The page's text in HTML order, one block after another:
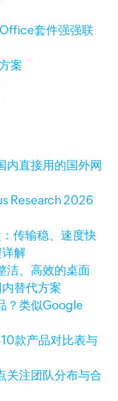
套件强强联
案
内直接用的国外网
Research 2026
传输稳、速度快
解
洁、高效的桌面
替代方案
？类似Google
款产品对比表与
关注团队分布与合